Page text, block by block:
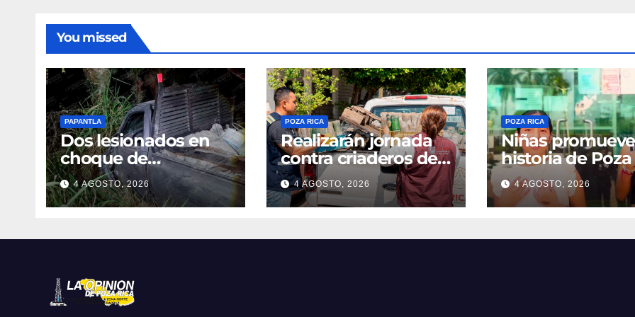
You missed
PAPANTLA
Dos lesionados en
choque de
camionetas
4 AGOSTO, 2026
POZA RICA
Realizarán jornada
contra criaderos del
dengue
4 AGOSTO, 2026
POZA RICA
Niñas
historia de Poza
4 AGOSTO, 2026